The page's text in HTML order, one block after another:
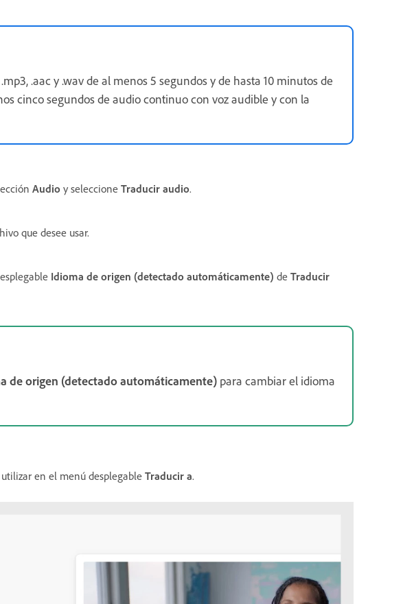
.aac y .wav de al menos 5 segundos y de hasta 10 minutos de
cinco segundos de audio continuo con voz audible y con la
Audio y seleccione Traducir audio.
que desee usar.
Idioma de origen (detectado automáticamente) de Traducir
de origen (detectado automáticamente) para cambiar el idioma
en el menú desplegable Traducir a.